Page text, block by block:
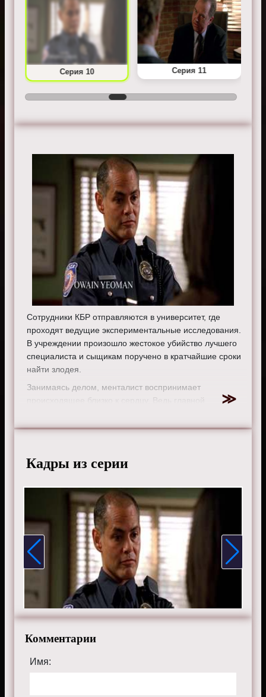
Серия 10 Серия 11
Сотрудники КБР отправляются в университет, где
проходят ведущие экспериментальные исследования.
В учреждении произошло жестокое убийство лучшего
специалиста и сыщикам поручено в кратчайшие сроки
найти злодея.
Занимаясь делом, менталист воспринимает
происходящее близко к сердцу. Ведь главной
погибшего учёного. Она является психиатром,
Будучи уверенным в невиновности психотерапевта, он
преступника.
Пэрис Барклай
Эмили Суоллоу, Джози Лорен, Саймон Бейкер,
Тим Кан, Аманда Ригетти, Джо Адлер, Робин Танни,
Рокмонд Данбар, Оуайн Йомен.
Смотрите онлайн 1 сезон 10 серию « Менталист
бесплатно в хорошем HD качестве, на телефоне,
планшете, пк или телевизоре на сайте thementalist.ru.
Кадры из серии
Комментарии
Имя: